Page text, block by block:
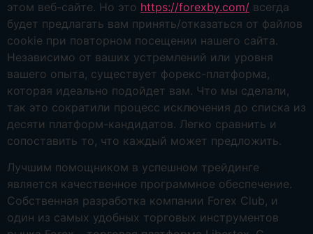
этом веб-сайте. Но это https://forexby.com/ всегда
будет предлагать вам принять/отказаться от файлов
cookie при повторном посещении нашего сайта.
Независимо от ваших устремлений или уровня
вашего опыта, существует форекс-платформа,
которая идеально подойдет вам. Что мы сделали,
так это сократили процесс исключения до списка из
десяти платформ-кандидатов. Легко сравнить и
сопоставить то, что каждый может предложить.
Лучшим помощником в успешном трейдинге
является качественное программное обеспечение.
Собственная разработка компании Forex Club, и
один из самых удобных торговых инструментов